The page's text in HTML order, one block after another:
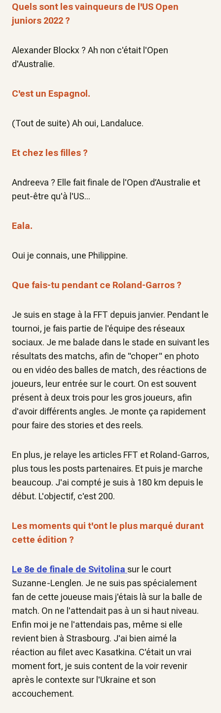
Quels sont les vainqueurs de l'US Open
juniors 2022 ?
Alexander Blockx ? Ah non c'était l'Open
d'Australie.
C'est un Espagnol.
(Tout de suite) Ah oui, Landaluce.
Et chez les filles ?
Andreeva ? Elle fait finale de l'Open d’Australie et
peut-être qu'à l'US...
Eala.
Oui je connais, une Philippine.
Que fais-tu pendant ce Roland-Garros ?
Je suis en stage à la FFT depuis janvier. Pendant le
tournoi, je fais partie de l'équipe des réseaux
sociaux. Je me balade dans le stade en suivant les
résultats des matchs, afin de "choper" en photo
ou en vidéo des balles de match, des réactions de
joueurs, leur entrée sur le court. On est souvent
présent à deux trois pour les gros joueurs, afin
d'avoir différents angles. Je monte ça rapidement
pour faire des stories et des reels.
En plus, je relaye les articles FFT et Roland-Garros,
plus tous les posts partenaires. Et puis je marche
beaucoup. J'ai compté je suis à 180 km depuis le
début. L'objectif, c'est 200.
Les moments qui t'ont le plus marqué durant
cette édition ?
Le 8e de finale de Svitolina sur le court
Suzanne-Lenglen. Je ne suis pas spécialement
fan de cette joueuse mais j'étais là sur la balle de
match. On ne l'attendait pas à un si haut niveau.
Enfin moi je ne l'attendais pas, même si elle
revient bien à Strasbourg. J'ai bien aimé la
réaction au filet avec Kasatkina. C'était un vrai
moment fort, je suis content de la voir revenir
après le contexte sur l'Ukraine et son
accouchement.